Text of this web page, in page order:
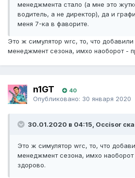
менеджмента стало (а мне это
водитель, а не директор), да и
меня 7-ка в фаворите.
Это ж симулятор wrc, то, что добавили
менеджмент сезона, имхо наоборот -
n1GT 40
Опубликовано: 30 января 2020
30.01.2020 в 04:15, Occisor
Это ж симулятор wrc, то, что
менеджмент сезона, имхо наоборот
здорово.